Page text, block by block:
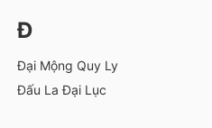
Đ
Đại Mộng Quy Ly
Đấu La Đại Lục